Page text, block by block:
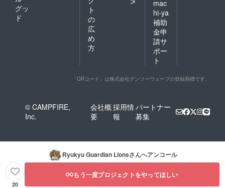
グッ
ド
ト
の
広
め
方
mac
hi-ya
補助
金申
請サ
ポー
ト
「QRコード」は株式会社デンソーウェーブの登録商標です。
© CAMPFIRE,
Inc.
会社概
要
採用情
報
パートナー
募集
Ryukyu Guardian Lionsさんへアンコール
20
もう一度プロジェクトをやってほしい